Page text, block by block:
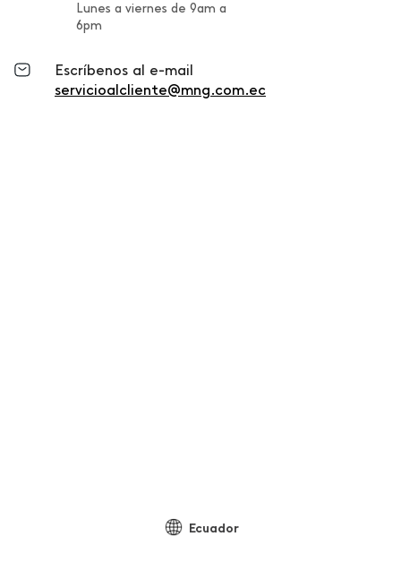
Lunes a viernes de 9am a
6pm
Escríbenos al e-mail
servicioalcliente@mng.com.ec
Ecuador